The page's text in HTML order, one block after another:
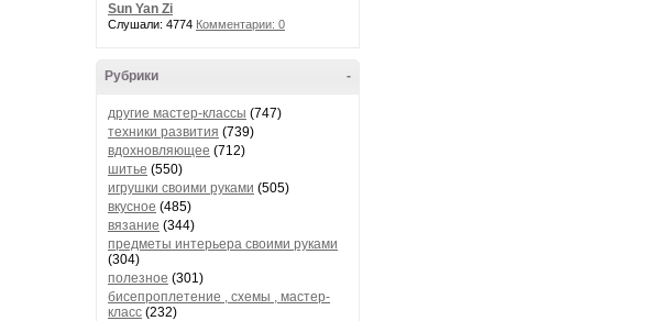
Sun Yan Zi
Слушали: 4774 Комментарии: 0
-
Рубрики
другие мастер-классы (747)
техники развития (739)
вдохновляющее (712)
шитье (550)
игрушки своими руками (505)
вкусное (485)
вязание (344)
предметы интерьера своими руками
(304)
полезное (301)
бисепроплетение , схемы , мастер-
класс (232)